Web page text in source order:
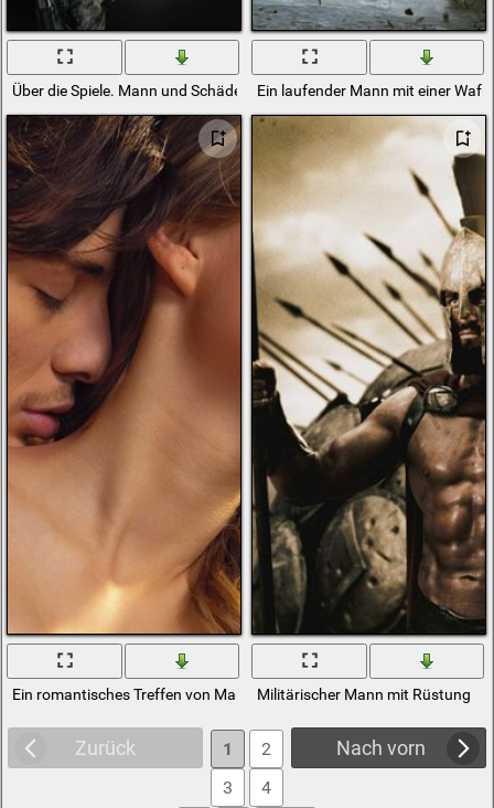
Über die Spiele. Mann und Schädel Ein laufender Mann mit einer
Ein romantisches Treffen von Mann und FrauMilitärischer Mann mit Rüstung
Zurück Nach vorn
1
2
3
4